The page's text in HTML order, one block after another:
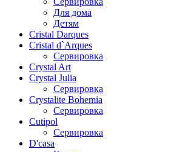
Для дома
Детям
Cristal Darques
Cristal d`Arques
Сервировка
Crystal Art
Crystal Julia
Сервировка
Crystalite Bohemia
Сервировка
Cutipol
Сервировка
D'casa